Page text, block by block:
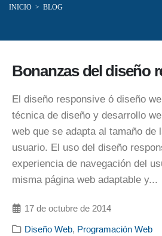
INICIO > BLOG
Bonanzas del diseño
El diseño responsive ó diseño
técnica de diseño y desarrollo
web que se adapta al tamaño de
usuario. El uso del diseño
experiencia de navegación del
misma página web adaptable y...
17 de octubre de 2014
Diseño Web, Programación Web